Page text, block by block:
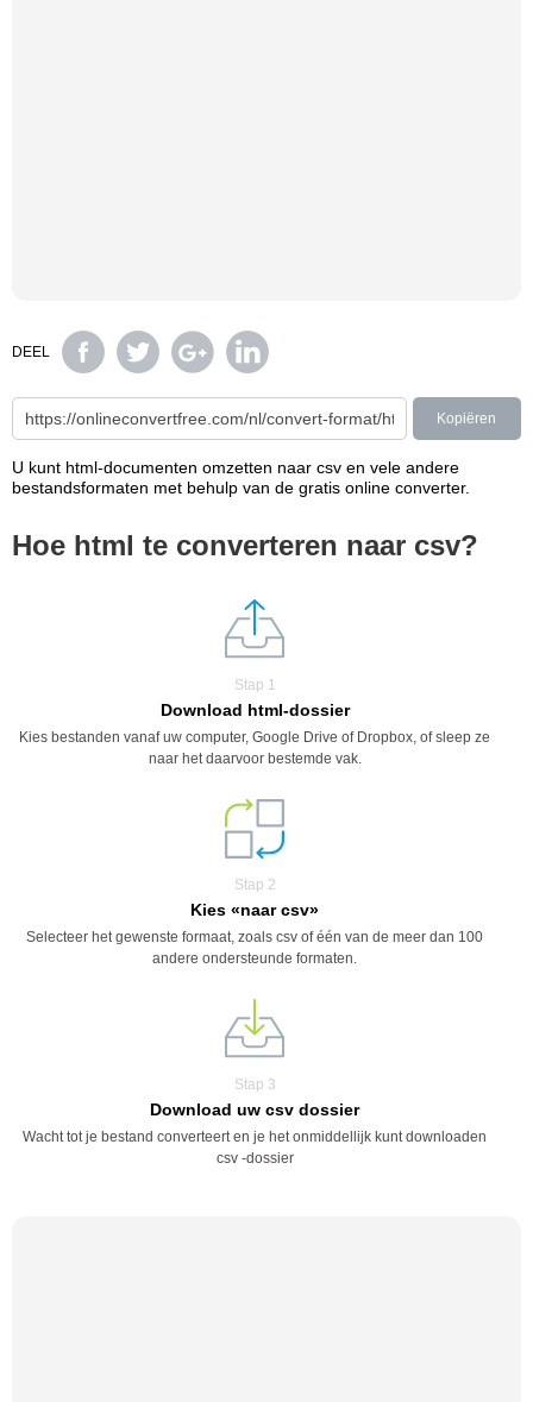
DEEL
Kopiëren
U kunt html-documenten omzetten naar csv en vele andere
bestandsformaten met behulp van de gratis online converter.
Hoe html te converteren naar csv?
Stap 1
Download html-dossier
Kies bestanden vanaf uw computer, Google Drive of Dropbox, of sleep ze
naar het daarvoor bestemde vak.
Stap 2
Kies «naar csv»
Selecteer het gewenste formaat, zoals csv of één van de meer dan 100
andere ondersteunde formaten.
Stap 3
Download uw csv dossier
Wacht tot je bestand converteert en je het onmiddellijk kunt downloaden
csv -dossier